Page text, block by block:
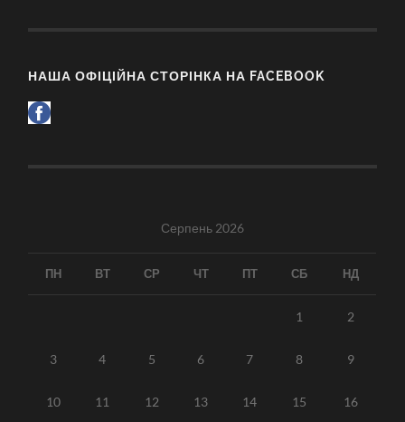
НАША ОФІЦІЙНА СТОРІНКА НА FACEBOOK
Серпень 2026
ПН ВТ СР ЧТ ПТ СБ НД
1 2
3 4 5 6 7 8 9
10 11 12 13 14 15 16